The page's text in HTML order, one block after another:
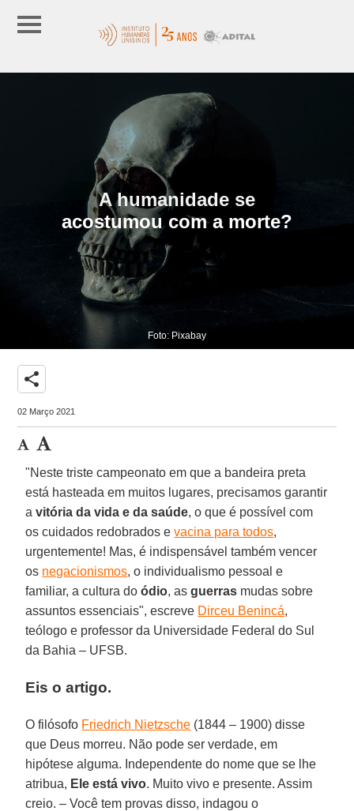
A humanidade se
acostumou com a morte?
Foto: Pixabay
share
02 Março 2021
"Neste triste campeonato em que a bandeira preta
está hasteada em muitos lugares, precisamos garantir
avitória da vida e da saúde, o que é possível com
os cuidados redobrados evacina para todos,
urgentemente! Mas, é indispensável também vencer
os negacionismos, o individualismo pessoal e
familiar, a cultura doódio, asguerras mudas sobre
assuntos essenciais", escreve Dirceu Benincá,
teólogo e professor da Universidade Federal do Sul
da Bahia – UFSB.
Eis o artigo.
O filósofo Friedrich Nietzsche (1844 – 1900) disse
que Deus morreu. Não pode ser verdade, em
hipótese alguma. Independente do nome que se lhe
atribua, Ele está vivo. Muito vivo e presente. Assim
creio. – Você tem provas disso, indagou o